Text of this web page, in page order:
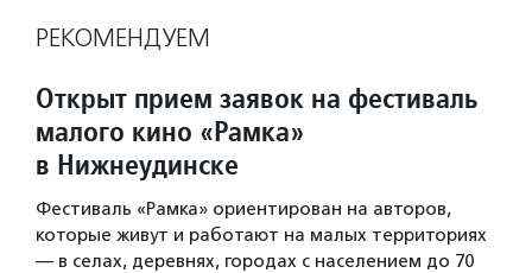
РЕКОМЕНДУЕМ
Открыт прием заявок на фестиваль
малого кино «Рамка»
в Нижнеудинске
Фестиваль «Рамка» ориентирован на авторов,
которые живут и работают на малых территориях
— в селах, деревнях, городах с населением до 70